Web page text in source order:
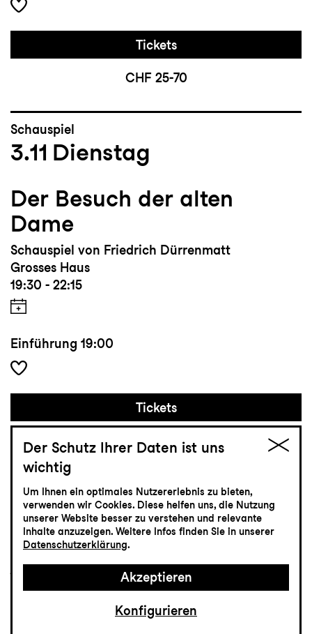
Tickets
CHF 25-70
Schauspiel
3.11 Dienstag
Der Besuch der alten
Dame
Schauspiel von Friedrich Dürrenmatt
Grosses Haus
19:30 - 22:15
Einführung 19:00
Tickets
CHF 25-70
Konzert
5.11Donnerstag
jung
Magische Welten
Der Schutz Ihrer Daten ist uns
wichtig
Um Ihnen ein optimales Nutzererlebnis zu bieten,
verwenden wir Cookies. Diese helfen uns, die Nutzung
unserer Website besser zu verstehen und relevante
Inhalte anzuzeigen. Weitere Infos finden Sie in unserer
Datenschutzerklärung.
Akzeptieren
Konfigurieren